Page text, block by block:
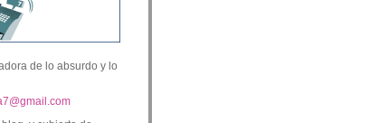
de lo absurdo y lo